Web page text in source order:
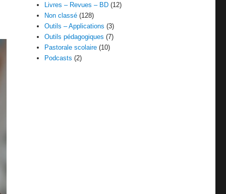
Livres – Revues – BD (12)
Non classé (128)
Outils – Applications (3)
Outils pédagogiques (7)
Pastorale scolaire (10)
Podcasts (2)